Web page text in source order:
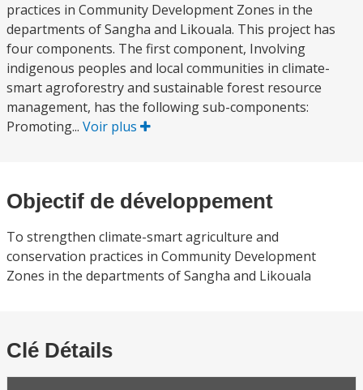
practices in Community Development Zones in the
departments of Sangha and Likouala. This project has
four components. The first component, Involving
indigenous peoples and local communities in climate-
smart agroforestry and sustainable forest resource
management, has the following sub-components:
Promoting... Voir plus
Objectif de développement
To strengthen climate-smart agriculture and
conservation practices in Community Development
Zones in the departments of Sangha and Likouala
Clé Détails